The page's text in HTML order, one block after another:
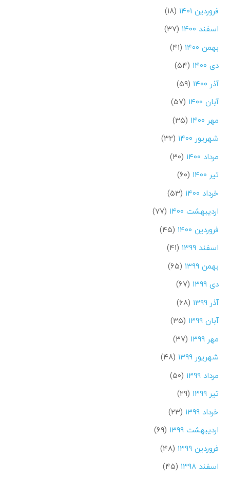
فروردین ۱۴۰۱
(۱۸)
اسفند ۱۴۰۰
(۳۷)
بهمن ۱۴۰۰
(۴۱)
دی ۱۴۰۰
(۵۴)
آذر ۱۴۰۰
(۵۹)
آبان ۱۴۰۰
(۵۷)
مهر ۱۴۰۰
(۳۵)
شهریور ۱۴۰۰
(۳۲)
مرداد ۱۴۰۰
(۳۰)
تیر ۱۴۰۰
(۶۰)
خرداد ۱۴۰۰
(۵۳)
اردیبهشت ۱۴۰۰
(۷۷)
فروردین ۱۴۰۰
(۴۵)
اسفند ۱۳۹۹
(۴۱)
بهمن ۱۳۹۹
(۶۵)
دی ۱۳۹۹
(۶۷)
آذر ۱۳۹۹
(۶۸)
آبان ۱۳۹۹
(۳۵)
مهر ۱۳۹۹
(۳۷)
شهریور ۱۳۹۹
(۴۸)
مرداد ۱۳۹۹
(۵۰)
تیر ۱۳۹۹
(۲۹)
خرداد ۱۳۹۹
(۲۳)
اردیبهشت ۱۳۹۹
(۶۹)
فروردین ۱۳۹۹
(۴۸)
اسفند ۱۳۹۸
(۴۵)